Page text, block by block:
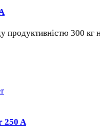
продуктивністю 300 кг
250 A